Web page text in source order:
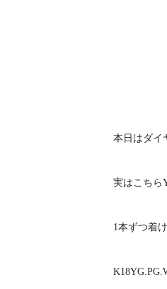
本日はダイ
実はこちら
1本ずつ着